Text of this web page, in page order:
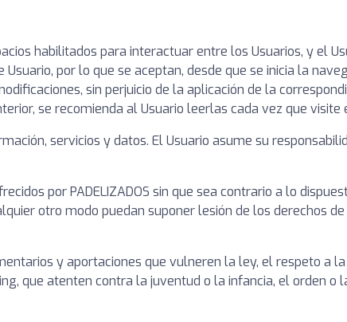
habilitados para interactuar entre los Usuarios, y el
por lo que se aceptan, desde que se inicia la
sin perjuicio de la aplicación de la
se recomienda al Usuario leerlas cada vez que visite
servicios y datos. El Usuario asume su
por PADELIZADOS sin que sea contrario a lo
otro modo puedan suponer lesión de los derechos
y aportaciones que vulneren la ley, el respeto a
que atenten contra la juventud o la infancia, el orden o